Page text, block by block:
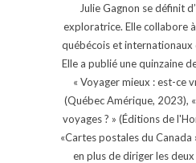
Julie Gagnon se définit
exploratrice. Elle collabore
québécois et internationaux
Elle a publié une quinzaine
« Voyager mieux : est-ce
(Québec Amérique, 2023),
voyages ? » (Éditions de
«Cartes postales du Canada
en plus de diriger les